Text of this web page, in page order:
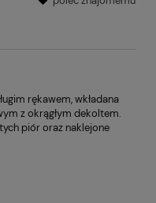
rękawem, wkładana
z okrągłym dekoltem.
piór oraz naklejone